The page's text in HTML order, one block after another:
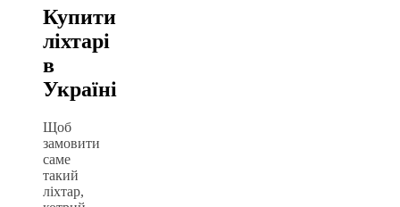
Купити
ліхтарі
в
Україні
Щоб
замовити
саме
такий
ліхтар,